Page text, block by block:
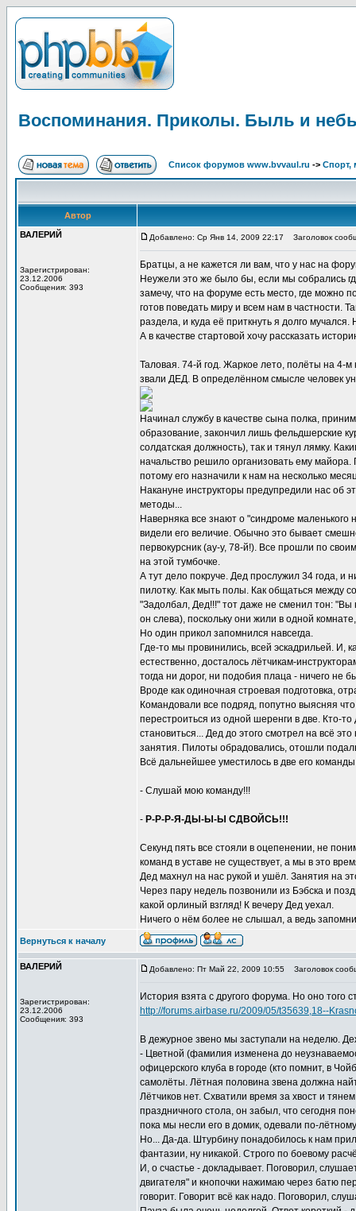
Воспоминания. Приколы. Быль и
Список форумов www.bvvaul.ru -> Спорт,
Автор
ВАЛЕРИЙ
Зарегистрирован:
23.12.2006
Сообщения: 393
Добавлено: Ср Янв 14, 2009 22:17 Заголовок
Братцы, а не кажется ли вам, что у нас на
Неужели это же было бы, если мы собрались
замечу, что на форуме есть место, где можно
готов поведать миру и всем нам в частности.
раздела, и куда её приткнуть я долго
А в качестве стартовой хочу рассказать
Таловая. 74-й год. Жаркое лето, полёты на 4-
звали ДЕД. В определённом смысле человек
Начинал службу в качестве сына полка,
образование, закончил лишь фельдшерские
солдатская должность), так и тянул лямку.
начальство решило организовать ему
потому его назначили к нам на несколько
Накануне инструкторы предупредили нас об
методы...
Наверняка все знают о "синдроме
видели его величие. Обычно это бывает
первокурсник (ау-у, 78-й!). Все прошли по
на этой тумбочке.
А тут дело покруче. Дед прослужил 34 года,
пилотку. Как мыть полы. Как общаться между
"Задолбал, Дед!!!" тот даже не сменил тон:
он слева), поскольку они жили в одной
Но один прикол запомнился навсегда.
Где-то мы провинились, всей эскадрильей. И,
естественно, досталось лётчикам-
тогда ни дорог, ни подобия плаца - ничего не
Вроде как одиночная строевая подготовка,
Командовали все подряд, попутно выясняя
перестроиться из одной шеренги в две. Кто-
становиться... Дед до этого смотрел на всё
занятия. Пилоты обрадовались, отошли
Всё дальнейшее уместилось в две его
- Слушай мою команду!!!
- Р-Р-Р-Я-ДЫ-Ы-Ы СДВОЙСЬ!!!
Секунд пять все стояли в оцепенении, не
команд в уставе не существует, а мы в это
Дед махнул на нас рукой и ушёл. Занятия на
Через пару недель позвонили из Бэбска и
какой орлиный взгляд! К вечеру Дед уехал.
Ничего о нём более не слышал, а ведь
Вернуться к началу
ВАЛЕРИЙ
Зарегистрирован:
23.12.2006
Сообщения: 393
Добавлено: Пт Май 22, 2009 10:55 Заголовок
История взята с другого форума. Но оно того
http://forums.airbase.ru/2009/05/t35639,18--
В дежурное звено мы заступали на неделю.
- Цветной (фамилия изменена до
офицерского клуба в городе (кто помнит, в
самолёты. Лётная половина звена должна
Лётчиков нет. Схватили время за хвост и
праздничного стола, он забыл, что сегодня
пока мы несли его в домик, одевали по-
Но... Да-да. Штурбину понадобилось к нам
фантазии, ну никакой. Строго по боевому
И, о счастье - докладывает. Поговорил,
двигателя" и кнопочки нажимаю через батю
говорит. Говорит всё как надо. Поговорил,